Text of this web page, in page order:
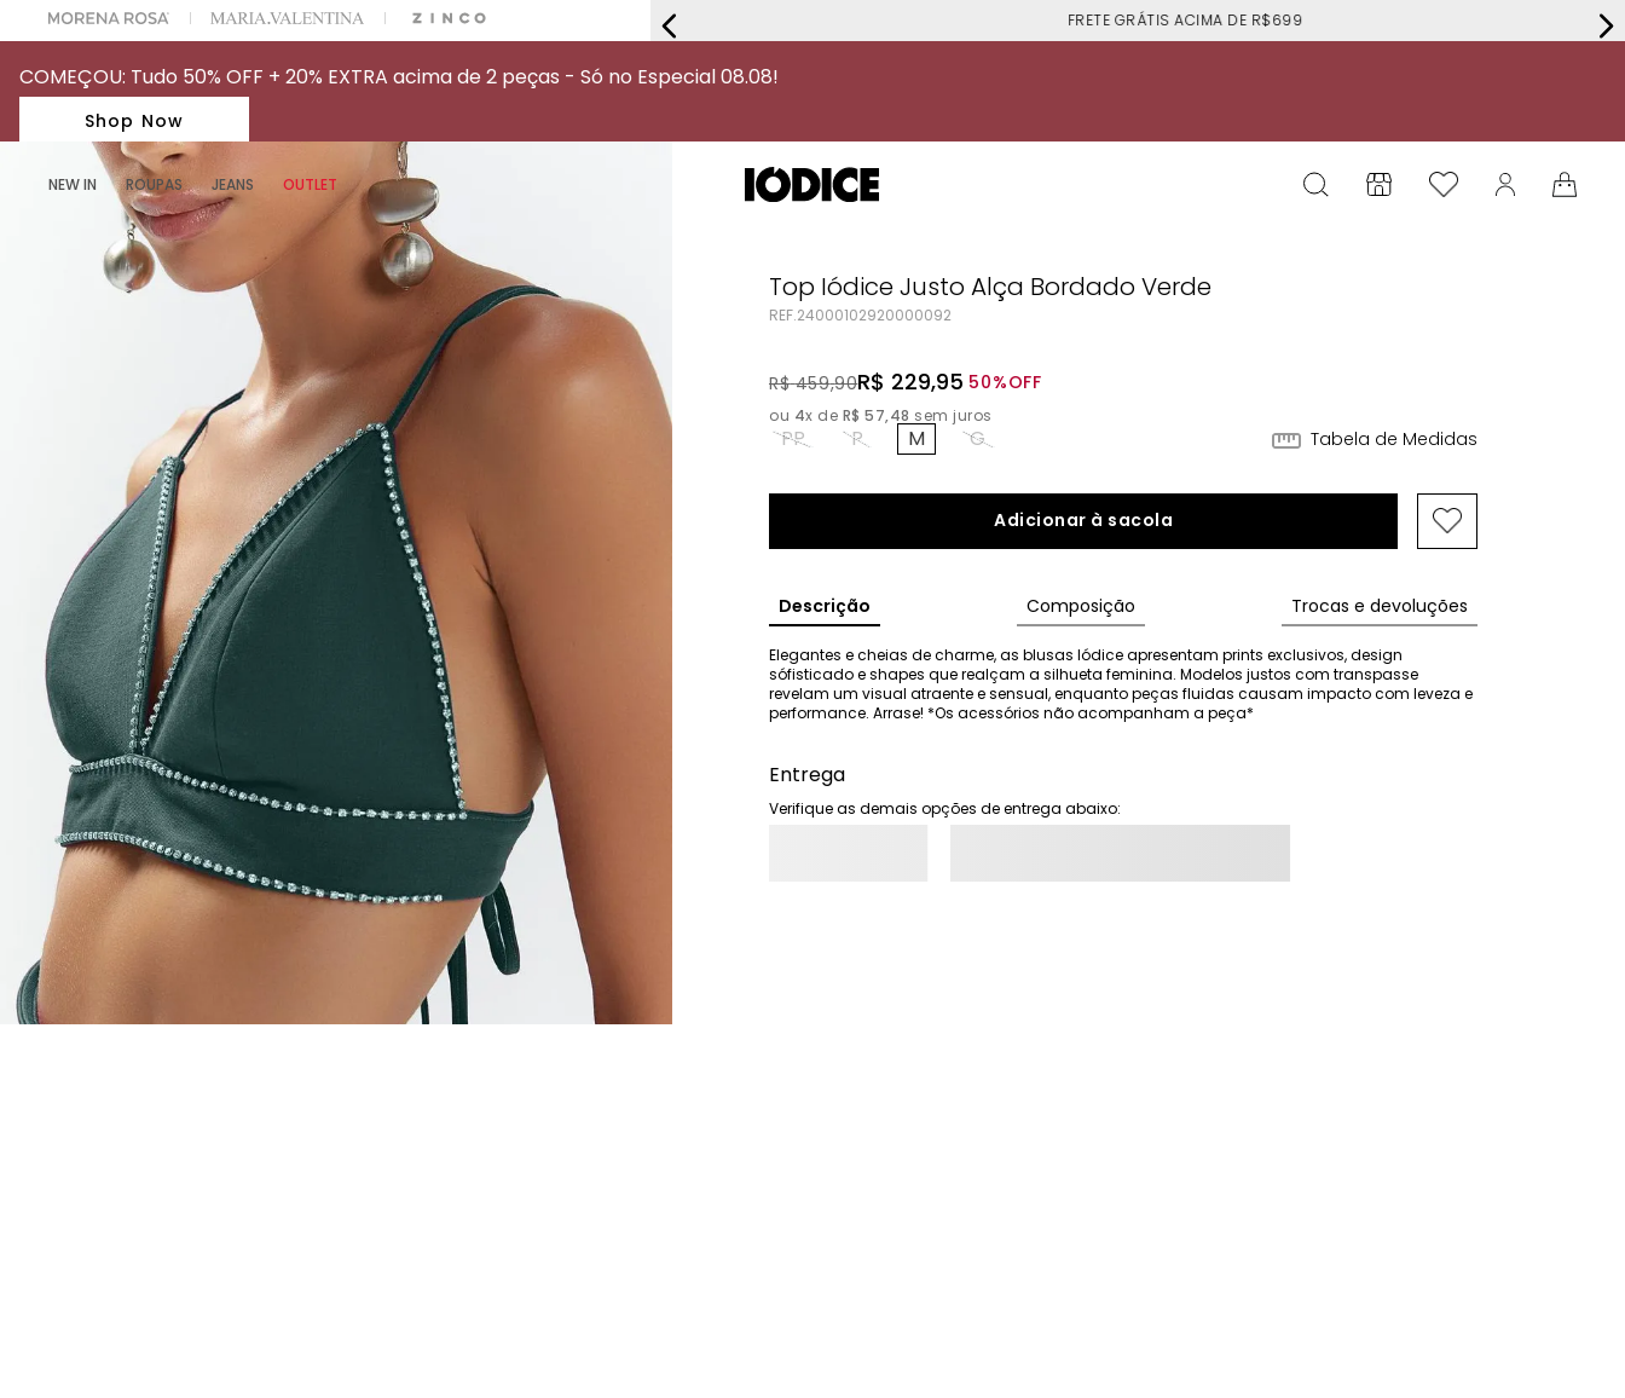
ESCOLHER SEU LOOK? FALE COM NOSSA PERSONAL SHOPPER. FRETE GRÁTIS ACIMA DE R$699
COMEÇOU: Tudo 50% OFF + 20% EXTRA acima de 2 peças - Só no Especial 08.08!
Shop Now
NEW IN ROUPAS JEANS OUTLET
Top Iódice Justo Alça Bordado Verde
REF.24000102920000092
R$ 459,90R$ 229,95 50%OFF
ou 4x de R$ 57,48 sem juros
PP P M G Tabela de Medidas
Adicionar à sacola
Descrição Composição Trocas e devoluções
Elegantes e cheias de charme, as blusas Iódice apresentam prints exclusivos, design
sófisticado e shapes que realçam a silhueta feminina. Modelos justos com transpasse
revelam um visual atraente e sensual, enquanto peças fluidas causam impacto com leveza e
performance. Arrase! *Os acessórios não acompanham a peça*
Entrega
Verifique as demais opções de entrega abaixo: